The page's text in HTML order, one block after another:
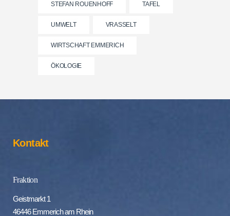
STEFAN ROUENHOFF TAFEL
UMWELT VRASSELT
WIRTSCHAFT EMMERICH
ÖKOLOGIE
Kontakt
Fraktion
Geistmarkt 1
46446 Emmerich am Rhein